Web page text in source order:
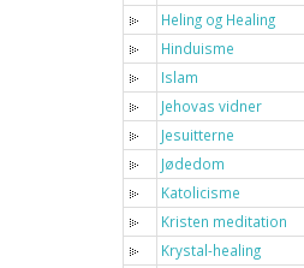
Heling og Healing
Hinduisme
Islam
Jehovas vidner
Jesuitterne
Jødedom
Katolicisme
Kristen meditation
Krystal-healing